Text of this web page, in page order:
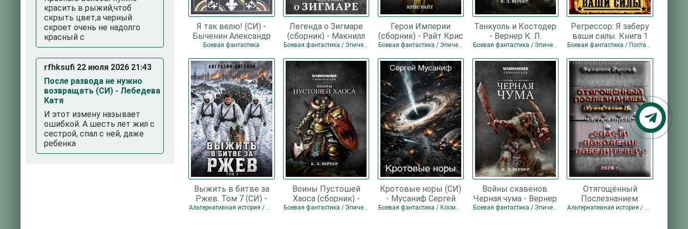
Я так велю! (СИ) -
Быченин Александр
Павлович
Боевая фантастика
Легенда о Зигмаре
(сборник) - Макнилл
Грэм
Боевая фантастика / Эпическая фантастика
Герои Империи
(сборник) - Райт Крис
Боевая фантастика / Эпическая фантастика
Танкуоль и Костодер
- Вернер К. Л.
Боевая фантастика / Эпическая фантастика
Регрессор: Я заберу
ваши силы. Книга 1
(СИ) - Кронос
Боевая фантастика / Постапокалипсис / Попаданцы
Выжить в битве за
Ржев. Том 7 (СИ) -
Ангелов Августин Альтернативная история / Боевая фантастика / Попаданцы
Воины Пустошей
Хаоса (сборник) -
Вернер К. Л.
Боевая фантастика / Эпическая фантастика
Кротовые норы (СИ)
- Мусаниф Сергей
Сергеевич
Боевая фантастика / Космическая фантастика
Войны скавенов.
Черная чума - Вернер
К. Л.
Боевая фантастика / Эпическая фантастика
Отягощённый
Послезнанием.
Дилогия (СИ) -
Альтернативная история / Боевая фантастика / Попаданцы
красить в рыжий,чтоб
скрыть цвет,а черный
скроет очень не надолго
красный с
rfhksufi 22 июля 2026 21:43
После развода не нужно
возвращать (СИ) - Лебедева
Катя
И этот измену называет
ошибкой. А шесть лет жил с
сестрой, спал с ней, даже
ребенка